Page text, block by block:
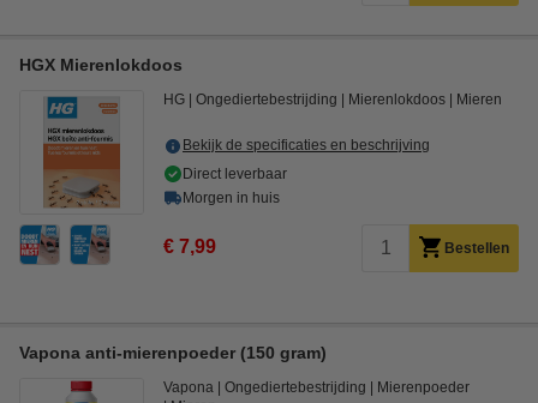
HGX Mierenlokdoos
HG Ongediertebestrijding Mierenlokdoos Mieren
Bekijk de specificaties en beschrijving
Direct leverbaar
Morgen in huis
€ 7,99 Bestellen
Vapona anti-mierenpoeder (150 gram)
Vapona Ongediertebestrijding
Mierenpoeder